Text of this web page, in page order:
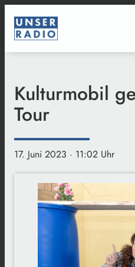
Kulturmobil
Tour
17. Juni 2023 · 11:02 Uhr